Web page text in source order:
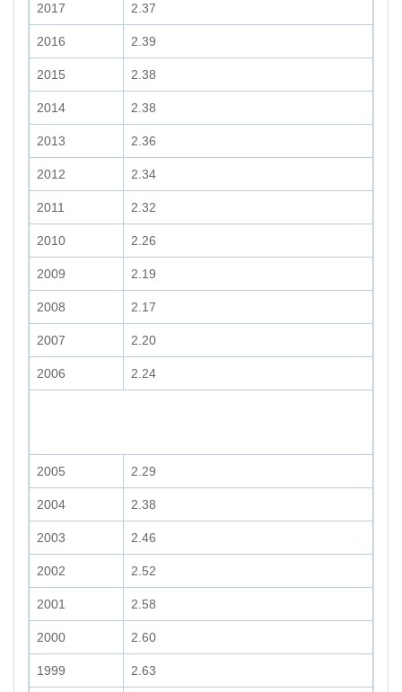
2017 2.37
2016 2.39
2015 2.38
2014 2.38
2013 2.36
2012 2.34
2011 2.32
2010 2.26
2009 2.19
2008 2.17
2007 2.20
2006 2.24
2005 2.29
2004 2.38
2003 2.46
2002 2.52
2001 2.58
2000 2.60
1999 2.63